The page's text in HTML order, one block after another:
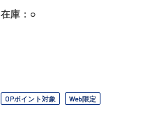
在庫：○
OPポイント対象 Web限定